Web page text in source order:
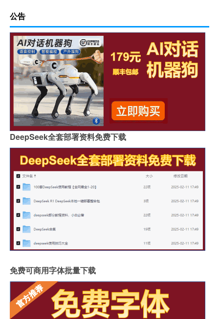
公告
DeepSeek全套部署资料免费下载
免费可商用字体批量下载